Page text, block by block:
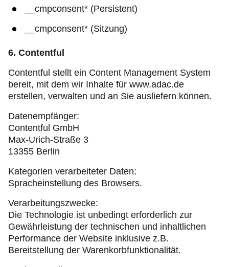
__cmpconsent* (Persistent)
__cmpconsent* (Sitzung)
6. Contentful
Contentful stellt ein Content Management System
bereit, mit dem wir Inhalte für www.adac.de
erstellen, verwalten und an Sie ausliefern können.
Datenempfänger:
Contentful GmbH
Max-Urich-Straße 3
13355 Berlin
Kategorien verarbeiteter Daten:
Spracheinstellung des Browsers.
Verarbeitungszwecke:
Die Technologie ist unbedingt erforderlich zur
Gewährleistung der technischen und inhaltlichen
Performance der Website inklusive z.B.
Bereitstellung der Warenkorbfunktionalität.